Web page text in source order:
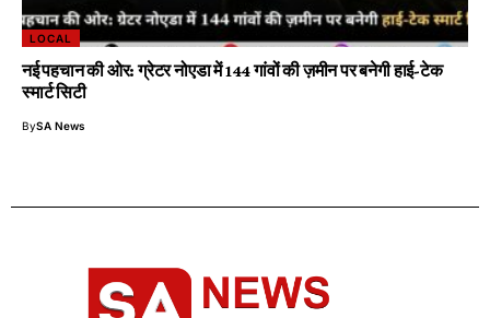
LOCAL
नई पहचान की ओर: ग्रेटर नोएडा में 144 गांवों की ज़मीन पर बनेगी हाई-टेक
स्मार्ट सिटी
BySA News